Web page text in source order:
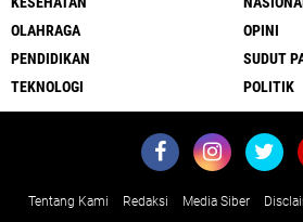
OLAHRAGA
OPINI
PENDIDIKAN
SUDUT
TEKNOLOGI
POLITIK
Tentang Kami Redaksi Media Siber